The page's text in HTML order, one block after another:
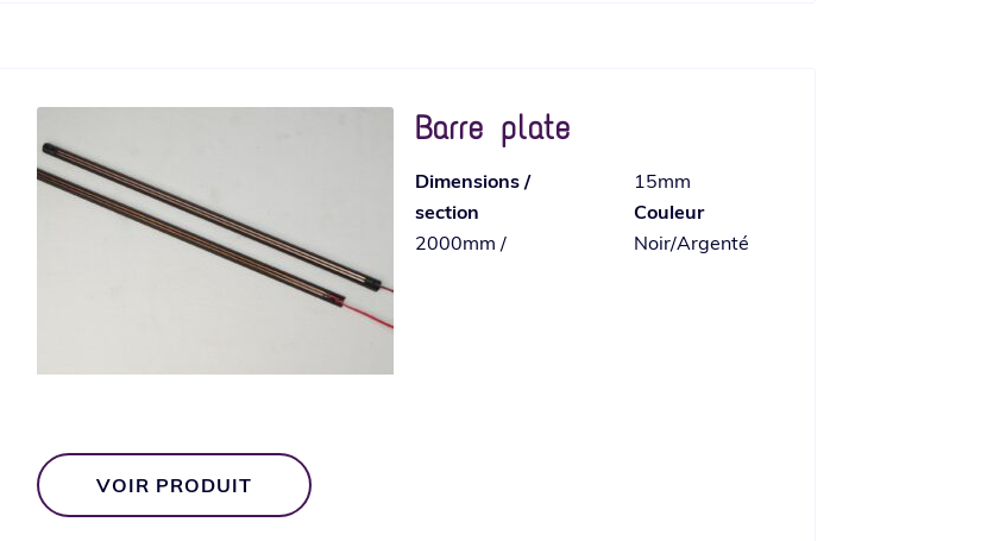
Barre plate
Dimensions /
section
2000mm /
15mm
Couleur
Noir/Argenté
VOIR PRODUIT